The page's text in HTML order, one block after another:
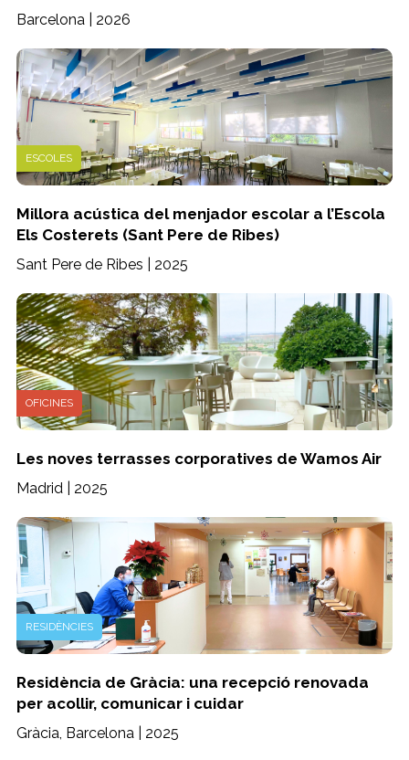
Barcelona | 2026
ESCOLES
Millora acústica del menjador escolar a l’Escola
Els Costerets (Sant Pere de Ribes)
Sant Pere de Ribes | 2025
OFICINES
Les noves terrasses corporatives de Wamos Air
Madrid | 2025
RESIDÈNCIES
Residència de Gràcia: una recepció renovada
per acollir, comunicar i cuidar
Gràcia, Barcelona | 2025